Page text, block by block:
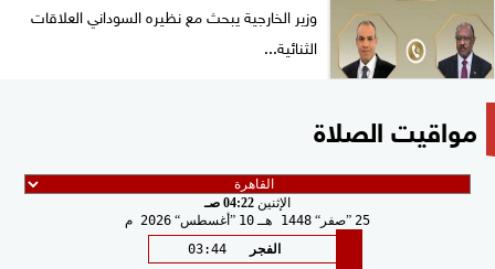
وزير الخارجية يبحث مع نظيره السوداني العلاقات
الثنائية...
مواقيت الصلاة
الإثنين 04:22 صـ
25 صفر 1448 هـ 10 أغسطس 2026 م
الفجر
03:44